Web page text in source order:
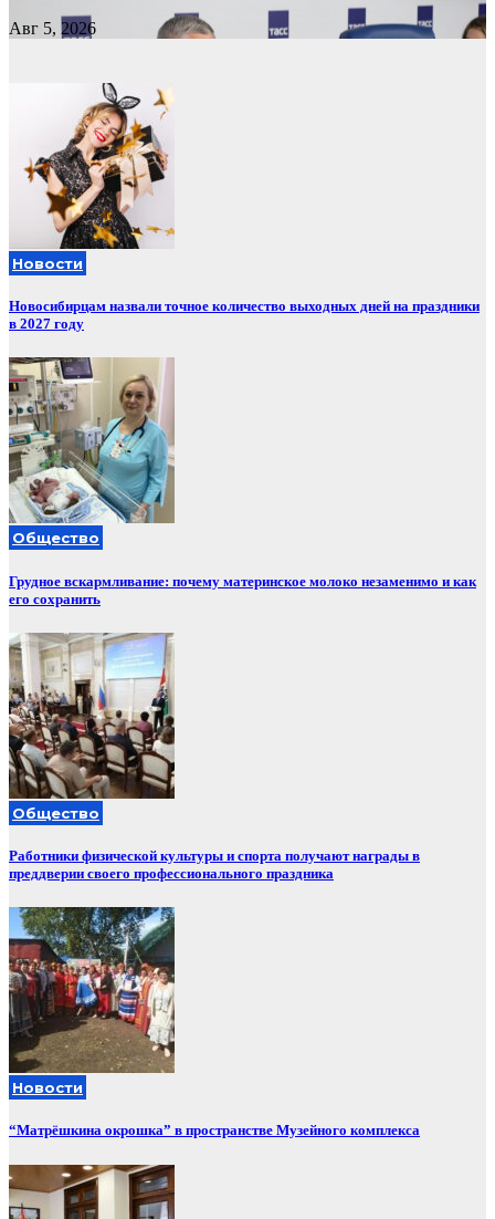
Авг 5, 2026
Новости
Новосибирцам назвали точное количество выходных дней на праздники
в 2027 году
Общество
Грудное вскармливание: почему материнское молоко незаменимо и как
его сохранить
Общество
Работники физической культуры и спорта получают награды в
преддверии своего профессионального праздника
Новости
“Матрёшкина окрошка” в пространстве Музейного комплекса